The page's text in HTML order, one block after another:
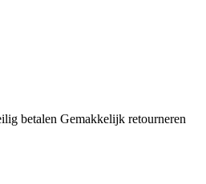
betalen Gemakkelijk retourneren